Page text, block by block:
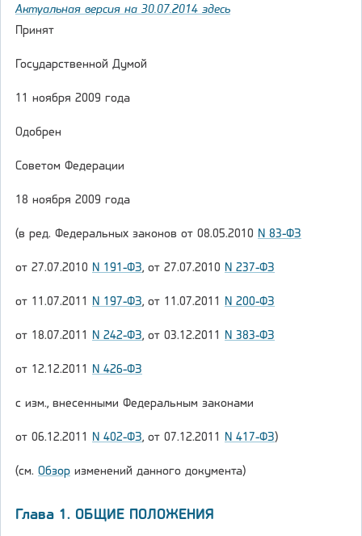
Актуальная версия на 30.07.2014 здесь
Принят
Государственной Думой
11 ноября 2009 года
Одобрен
Советом Федерации
18 ноября 2009 года
(в ред. Федеральных законов от 08.05.2010 N 83-ФЗ
от 27.07.2010 N 191-ФЗ, от 27.07.2010 N 237-ФЗ
от 11.07.2011 N 197-ФЗ, от 11.07.2011 N 200-ФЗ
от 18.07.2011 N 242-ФЗ, от 03.12.2011 N 383-ФЗ
от 12.12.2011 N 426-ФЗ
с изм., внесенными Федеральным законами
от 06.12.2011 N 402-ФЗ, от 07.12.2011 N 417-ФЗ)
(см. Обзор изменений данного документа)
Глава 1. ОБЩИЕ ПОЛОЖЕНИЯ